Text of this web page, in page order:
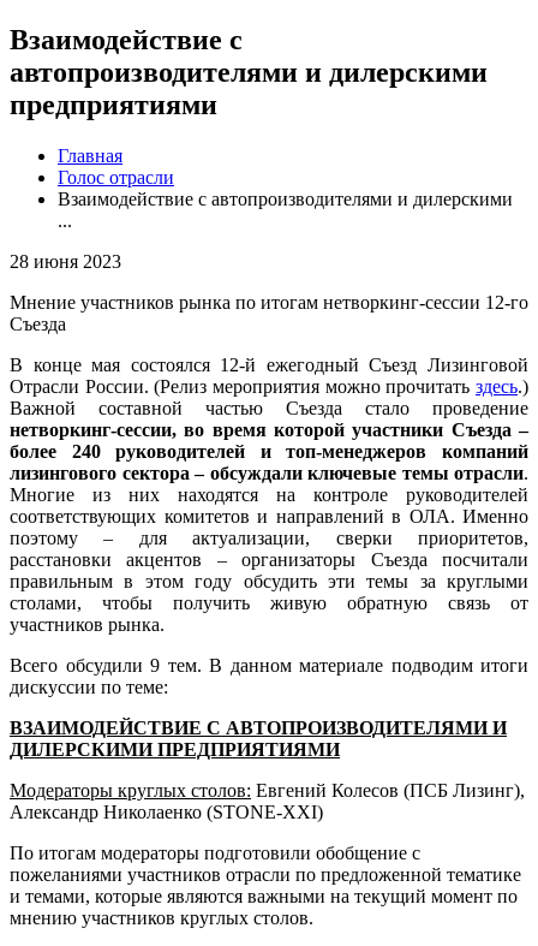
Взаимодействие с
автопроизводителями и дилерскими
предприятиями
Главная
Голос отрасли
Взаимодействие с автопроизводителями и дилерскими
...
28 июня 2023
Мнение участников рынка по итогам нетворкинг-сессии 12-го
Съезда
В конце мая состоялся 12-й ежегодный Съезд Лизинговой
Отрасли России. (Релиз мероприятия можно прочитать здесь.)
Важной составной частью Съезда стало проведение
нетворкинг-сессии, во время которой участники Съезда–
более 240 руководителей и топ-менеджеров компаний
лизингового сектора –обсуждали ключевые темы отрасли.
Многие из них находятся на контроле руководителей
соответствующих комитетов и направлений в ОЛА. Именно
поэтому – для актуализации, сверки приоритетов,
расстановки акцентов – организаторы Съезда посчитали
правильным в этом году обсудить эти темы за круглыми
столами, чтобы получить живую обратную связь от
участников рынка.
Всего обсудили 9 тем. В данном материале подводим итоги
дискуссии по теме:
ВЗАИМОДЕЙСТВИЕ С АВТОПРОИЗВОДИТЕЛЯМИ И
ДИЛЕРСКИМИ ПРЕДПРИЯТИЯМИ
Модераторы круглых столов: Евгений Колесов (ПСБ Лизинг),
Александр Николаенко (STONE-XXI)
По итогам модераторы подготовили обобщение с
пожеланиями участников отрасли по предложенной тематике
и темами, которые являются важными на текущий момент по
мнению участников круглых столов.